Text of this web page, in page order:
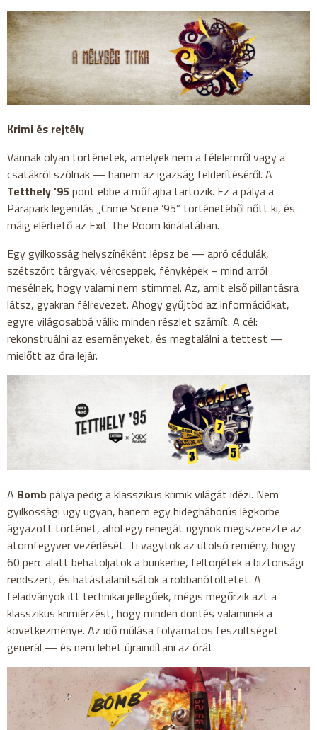
Krimi és rejtély
Vannak olyan történetek, amelyek nem a félelemről vagy a
csatákról szólnak — hanem az igazság felderítéséről. A
Tetthely ’95 pont ebbe a műfajba tartozik. Ez a pálya a
Parapark legendás „Crime Scene ’95” történetéből nőtt ki, és
máig elérhető az Exit The Room kínálatában.
Egy gyilkosság helyszínéként lépsz be — apró cédulák,
szétszórt tárgyak, vércseppek, fényképek – mind arról
mesélnek, hogy valami nem stimmel. Az, amit első pillantásra
látsz, gyakran félrevezet. Ahogy gyűjtöd az információkat,
egyre világosabbá válik: minden részlet számít. A cél:
rekonstruálni az eseményeket, és megtalálni a tettest —
mielőtt az óra lejár.
A Bombpálya pedig a klasszikus krimik világát idézi. Nem
gyilkossági ügy ugyan, hanem egy hidegháborús légkörbe
ágyazott történet, ahol egy renegát ügynök megszerezte az
atomfegyver vezérlését. Ti vagytok az utolsó remény, hogy
60 perc alatt behatoljatok a bunkerbe, feltörjétek a biztonsági
rendszert, és hatástalanítsátok a robbanótöltetet. A
feladványok itt technikai jellegűek, mégis megőrzik azt a
klasszikus krimiérzést, hogy minden döntés valaminek a
következménye. Az idő múlása folyamatos feszültséget
generál — és nem lehet újraindítani az órát.